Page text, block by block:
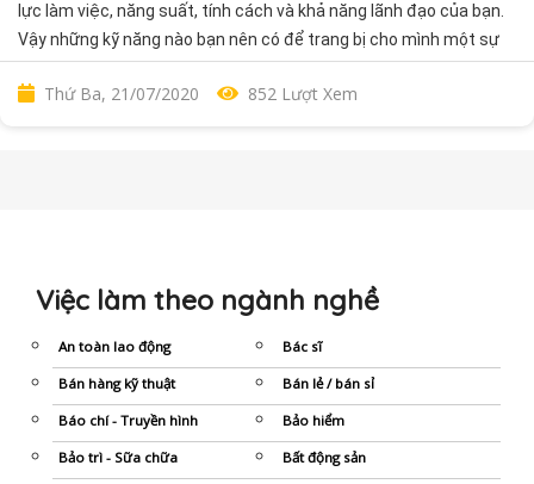
lực làm việc, năng suất, tính cách và khả năng lãnh đạo của bạn.
Vậy những kỹ năng nào bạn nên có để trang bị cho mình một sự
nghiệp thành công?
Thứ Ba, 21/07/2020 852 Lượt Xem
Việc làm theo ngành nghề
An toàn lao động Bác sĩ
Bán hàng kỹ thuật Bán lẻ / bán sỉ
Báo chí - Truyền hình Bảo hiểm
Bảo trì - Sữa chữa Bất động sản